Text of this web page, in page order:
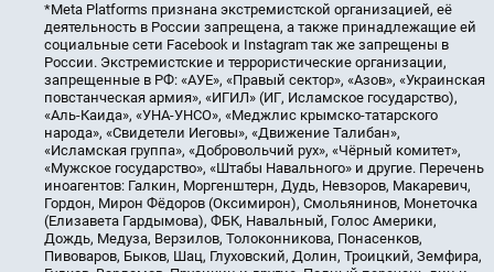
*Meta Platforms признана экстремистской организацией, её
деятельность в России запрещена, а также принадлежащие ей
социальные сети Facebook и Instagram так же запрещены в
России. Экстремистские и террористические организации,
запрещенные в РФ: «АУЕ», «Правый сектор», «Азов», «Украинская
повстанческая армия», «ИГИЛ» (ИГ, Исламское государство),
«Аль-Каида», «УНА-УНСО», «Меджлис крымско-татарского
народа», «Свидетели Иеговы», «Движение Талибан»,
«Исламская группа», «Добровольчий рух», «Чёрный комитет»,
«Мужское государство», «Штабы Навального» и другие. Перечень
иноагентов: Галкин, Моргенштерн, Дудь, Невзоров, Макаревич,
Гордон, Мирон Фёдоров (Оксимирон), Смольянинов, Монеточка
(Елизавета Гардымова), ФБК, Навальный, Голос Америки,
Дождь, Медуза, Верзилов, Толоконникова, Понасенков,
Пивоваров, Быков, Шац, Глуховский, Долин, Троицкий, Земфира,